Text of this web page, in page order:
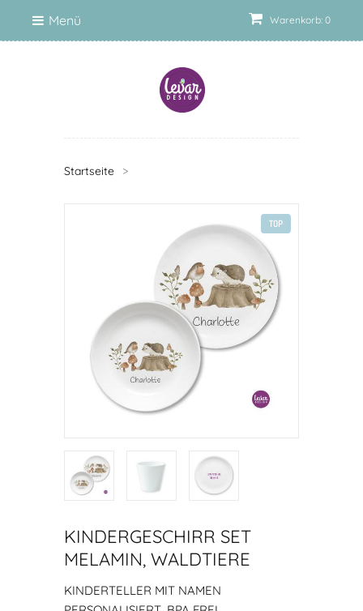
Warenkorb: 0
Menü
Startseite >
TOP
KINDERGESCHIRR SET
MELAMIN, WALDTIERE
KINDERTELLER MIT NAMEN